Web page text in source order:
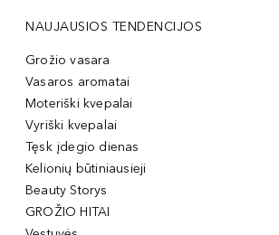
NAUJAUSIOS TENDENCIJOS
Grožio vasara
Vasaros aromatai
Moteriški kvepalai
Vyriški kvepalai
Tęsk įdegio dienas
Kelionių būtiniausieji
Beauty Storys
GROŽIO HITAI